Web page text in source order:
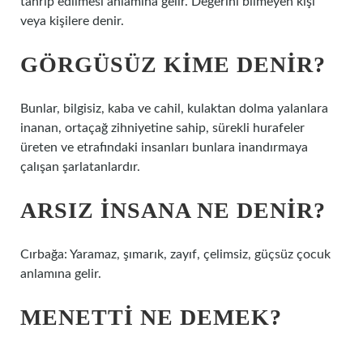
veya kişilere denir.
GÖRGÜSÜZ KIME DENIR?
Bunlar, bilgisiz, kaba ve cahil, kulaktan dolma yalanlara
inanan, ortaçağ zihniyetine sahip, sürekli hurafeler
üreten ve etrafındaki insanları bunlara inandırmaya
çalışan şarlatanlardır.
ARSIZ INSANA NE DENIR?
Cırbağa: Yaramaz, şımarık, zayıf, çelimsiz, güçsüz çocuk
anlamına gelir.
MENETTI NE DEMEK?